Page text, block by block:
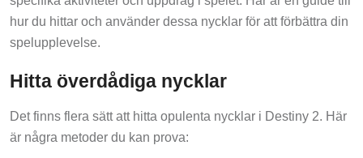
hur du hittar och använder dessa nycklar för att förbättra din
spelupplevelse.
Hitta överdådiga nycklar
Det finns flera sätt att hitta opulenta nycklar i Destiny 2. Här
är några metoder du kan prova: